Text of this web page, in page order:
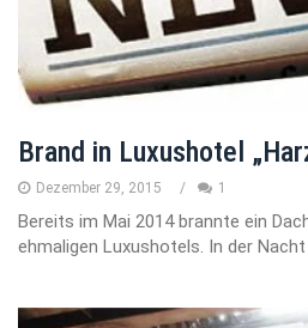
Brand in Luxushotel
Dezember 29, 2015 1
Bereits im Mai 2014 brannte ein
ehmaligen Luxushotels. In der